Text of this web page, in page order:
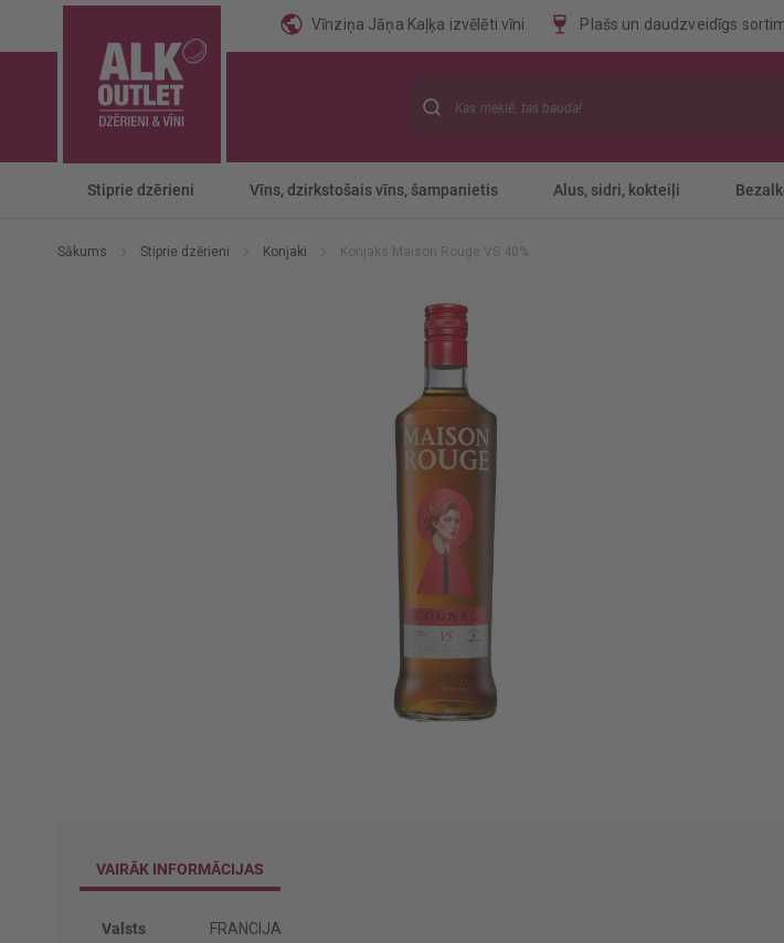
Vīnziņa Jāņa Kaļķa izvēlēti vīni Plašs un daudzveidīgs
Stiprie dzērieni Vīns, dzirkstošais vīns, šampanietis Alus, sidri, kokteiļi
Sākums Stiprie dzērieni Konjaki Konjaks Maison Rouge VS 40%
VAIRĀK INFORMĀCIJAS
Vairāk
Valsts FRANCIJA